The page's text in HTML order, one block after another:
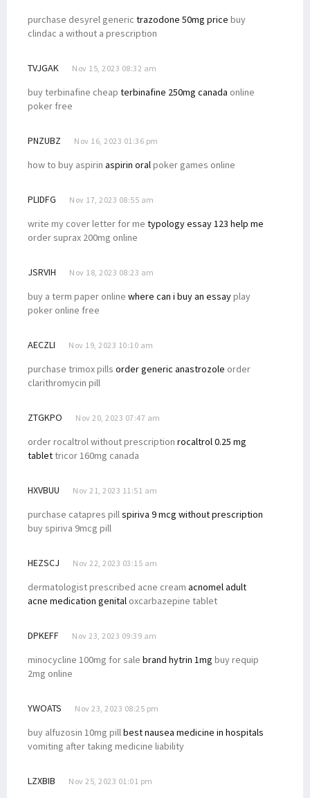
purchase desyrel generic trazodone 50mg price buy
clindac a without a prescription
TVJGAK Nov 15, 2023 08:32 am
buy terbinafine cheap terbinafine 250mg canada online
poker free
PNZUBZ Nov 16, 2023 01:36 pm
how to buy aspirin aspirin oralpoker games online
PLIDFG Nov 17, 2023 08:55 am
write my cover letter for me typology essay 123 help me
order suprax 200mg online
JSRVIH Nov 18, 2023 08:23 am
buy a term paper online where can i buy an essayplay
poker online free
AECZLI Nov 19, 2023 10:10 am
purchase trimox pills order generic anastrozole order
clarithromycin pill
ZTGKPO Nov 20, 2023 07:47 am
order rocaltrol without prescription rocaltrol 0.25 mg
tablettricor 160mg canada
HXVBUU Nov 21, 2023 11:51 am
purchase catapres pillspiriva 9 mcg without prescription
buy spiriva 9mcg pill
HEZSCJ Nov 22, 2023 03:15 am
dermatologist prescribed acne cream acnomel adult
acne medication genital oxcarbazepine tablet
DPKEFF Nov 23, 2023 09:39 am
minocycline 100mg for sale brand hytrin 1mg buy requip
2mg online
YWOATS Nov 23, 2023 08:25 pm
buy alfuzosin 10mg pillbest nausea medicine in hospitals
vomiting after taking medicine liability
LZXBIB Nov 25, 2023 01:01 pm